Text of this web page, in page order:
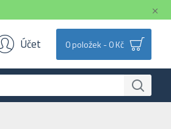
Účet 0 položek - 0 Kč